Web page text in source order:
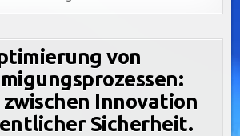
von
zwischen Innovation
Sicherheit.